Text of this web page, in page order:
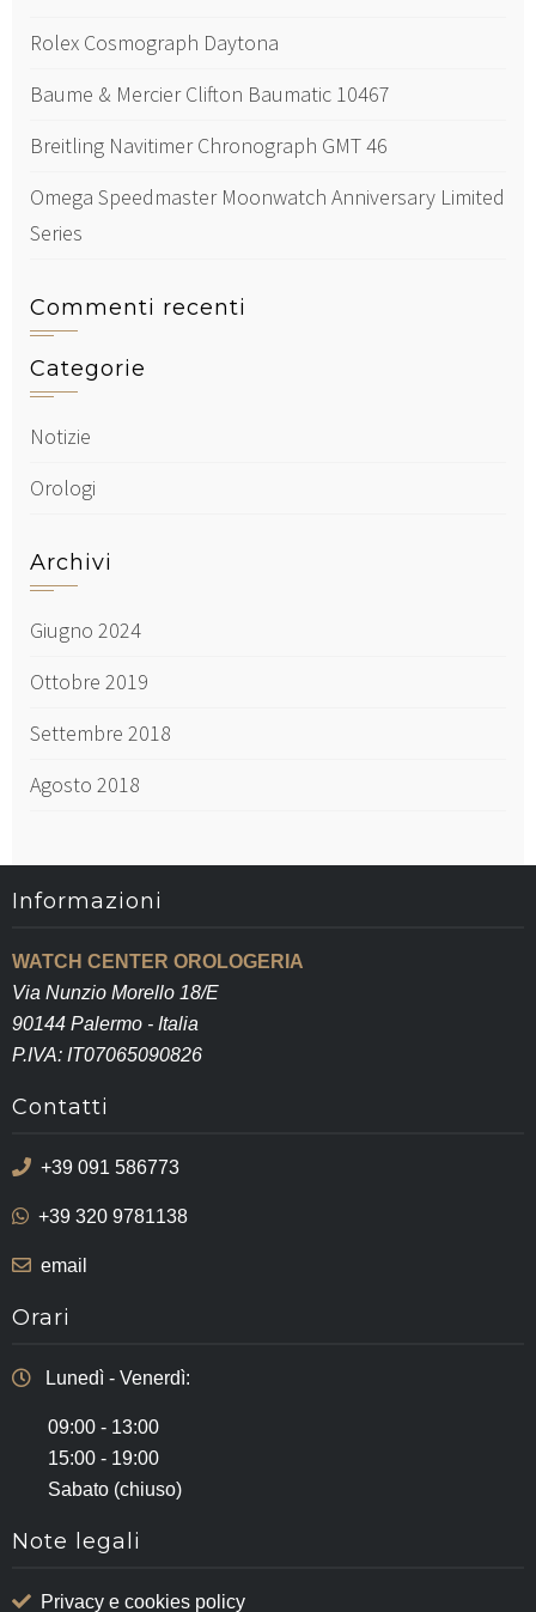
Rolex Cosmograph Daytona
Baume & Mercier Clifton Baumatic 10467
Breitling Navitimer Chronograph GMT 46
Omega Speedmaster Moonwatch Anniversary Limited
Series
Commenti recenti
Categorie
Notizie
Orologi
Archivi
Giugno 2024
Ottobre 2019
Settembre 2018
Agosto 2018
Informazioni
WATCH CENTER OROLOGERIA
Via Nunzio Morello 18/E
90144 Palermo - Italia
P.IVA: IT07065090826
Contatti
+39 091 586773
+39 320 9781138
email
Orari
Lunedì - Venerdì:
09:00 - 13:00
15:00 - 19:00
Sabato (chiuso)
Note legali
Privacy e cookies policy